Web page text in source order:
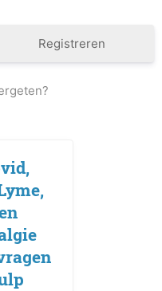
Registreren